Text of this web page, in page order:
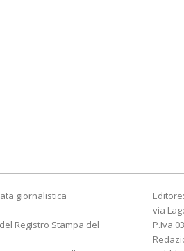
giornalistica
Registro Stampa del
via
P.Iva